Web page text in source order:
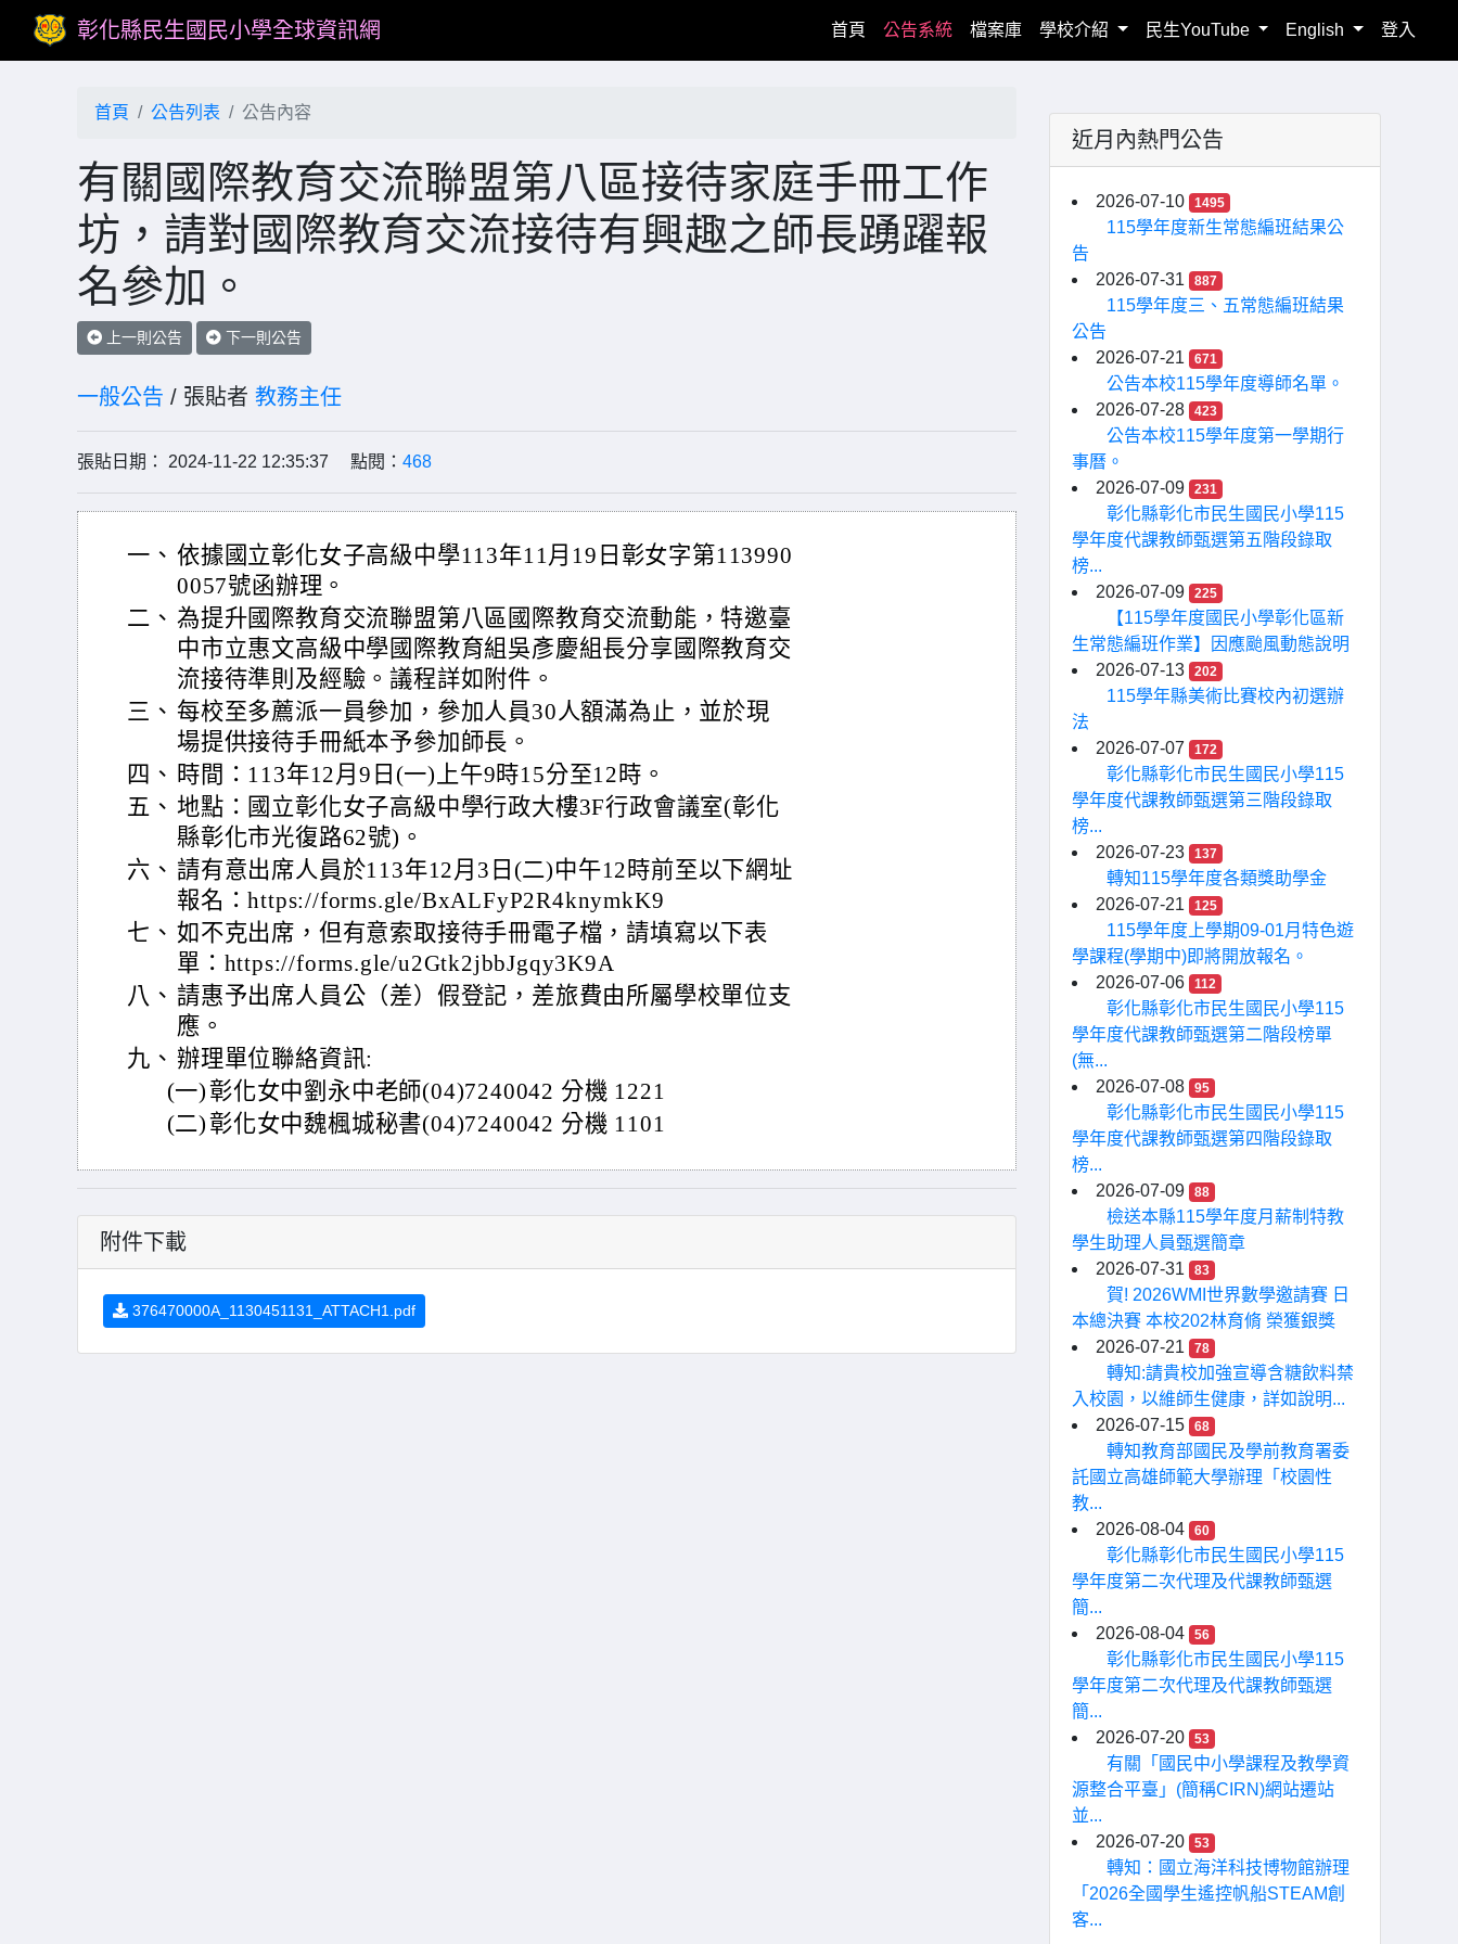
彰化縣民生國民小學全球資訊網 首頁(current)
公告系統 檔案庫 學校介紹 民生YouTube English 登入
首頁 公告列表 公告內容
有關國際教育交流聯盟第八區接待家庭手冊工作
坊，請對國際教育交流接待有興趣之師長踴躍報
名參加。
上一則公告 下一則公告
一般公告 / 張貼者 教務主任
張貼日期： 2024-11-22 12:35:37 點閱： 468
一、 依據國立彰化女子高級中學113年11月19日彰女字第113990
0057號函辦理。
二、 為提升國際教育交流聯盟第八區國際教育交流動能，特邀臺
中市立惠文高級中學國際教育組吳彥慶組長分享國際教育交
流接待準則及經驗。議程詳如附件。
三、 每校至多薦派一員參加，參加人員30人額滿為止，並於現
場提供接待手冊紙本予參加師長。
四、 時間：113年12月9日(一)上午9時15分至12時。
五、 地點：國立彰化女子高級中學行政大樓3F行政會議室(彰化
縣彰化市光復路62號)。
六、 請有意出席人員於113年12月3日(二)中午12時前至以下網址
報名：https://forms.gle/BxALFyP2R4knymkK9
七、 如不克出席，但有意索取接待手冊電子檔，請填寫以下表
單：https://forms.gle/u2Gtk2jbbJgqy3K9A
八、 請惠予出席人員公（差）假登記，差旅費由所屬學校單位支
應。
九、 辦理單位聯絡資訊:
(一)彰化女中劉永中老師(04)7240042 分機 1221
(二)彰化女中魏楓城秘書(04)7240042 分機 1101
附件下載
376470000A_1130451131_ATTACH1.pdf
近月內熱門公告
2026-07-10 1495
115學年度新生常態編班結果公
告
2026-07-31
887
115學年度三、五常態編班結果
公告
2026-07-21
671
公告本校115學年度導師名單。
2026-07-28
423
公告本校115學年度第一學期行
事曆。
2026-07-09
231
彰化縣彰化市民生國民小學115
學年度代課教師甄選第五階段錄取
榜...
2026-07-09
225
【115學年度國民小學彰化區新
生常態編班作業】因應颱風動態說明
2026-07-13
202
115學年縣美術比賽校內初選辦
法
2026-07-07
172
彰化縣彰化市民生國民小學115
學年度代課教師甄選第三階段錄取
榜...
2026-07-23
137
轉知115學年度各類獎助學金
2026-07-21
125
115學年度上學期09-01月特色遊
學課程(學期中)即將開放報名。
2026-07-06
112
彰化縣彰化市民生國民小學115
學年度代課教師甄選第二階段榜單
(無...
2026-07-08
95
彰化縣彰化市民生國民小學115
學年度代課教師甄選第四階段錄取
榜...
2026-07-09
88
檢送本縣115學年度月薪制特教
學生助理人員甄選簡章
2026-07-31
83
賀! 2026WMI世界數學邀請賽 日
本總決賽 本校202林育脩 榮獲銀獎
2026-07-21
78
轉知:請貴校加強宣導含糖飲料禁
入校園，以維師生健康，詳如說明...
2026-07-15
68
轉知教育部國民及學前教育署委
託國立高雄師範大學辦理「校園性
教...
2026-08-04
60
彰化縣彰化市民生國民小學115
學年度第二次代理及代課教師甄選
簡...
2026-08-04
56
彰化縣彰化市民生國民小學115
學年度第二次代理及代課教師甄選
簡...
2026-07-20
53
有關「國民中小學課程及教學資
源整合平臺」(簡稱CIRN)網站遷站
並...
2026-07-20
53
轉知：國立海洋科技博物館辦理
「2026全國學生遙控帆船STEAM創
客...